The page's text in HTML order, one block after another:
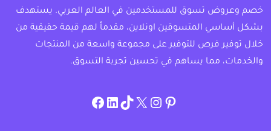
خصم وعروض تسوق للمستخدمين في العالم العربي. يستهدف
بشكل أساسي المتسوقين اونلاين، مقدماً لهم قيمة حقيقية من
خلال توفير فرص للتوفير على مجموعة واسعة من المنتجات
والخدمات، مما يساهم في تحسين تجربة التسوق.
pinterest
allcouponat
twitter
TikTok
linkedin
facebook